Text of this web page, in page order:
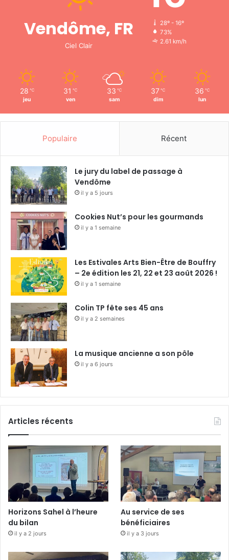
Vendôme, FR
Ciel Clair
28º - 16º
73%
2.61 km/h
28 ℃
jeu
31 ℃
ven
33 ℃
sam
37 ℃
dim
36 ℃
lun
Populaire Récent
Le jury du label de passage à
Vendôme
il y a 5 jours
Cookies Nut’s pour les gourmands
il y a 1 semaine
Les Estivales Arts Bien-Être de Bouffry
– 2e édition les 21, 22 et 23 août 2026 !
il y a 1 semaine
Colin TP fête ses 45 ans
il y a 2 semaines
La musique ancienne a son pôle
il y a 6 jours
Articles récents
Horizons Sahel à l’heure
du bilan
il y a 2 jours
Au service de ses
bénéficiaires
il y a 3 jours